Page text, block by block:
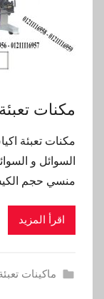
مكنات
مكنات تعبئة
منسي حجم الكيس
اقرأ المزيد
ماكينات